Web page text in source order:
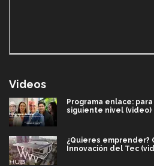
Videos
Programa enlace:
siguiente nivel (video)
¿Quieres emprender?
Innovación del Tec